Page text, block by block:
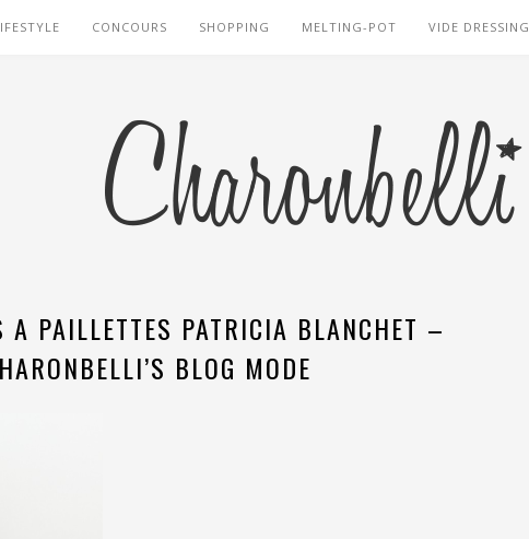
CONCOURS SHOPPING MELTING-POT VIDE DRESSING
A PAILLETTES PATRICIA BLANCHET –
BLOG MODE